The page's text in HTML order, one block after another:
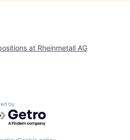
at Rheinmetall AG
by Getro.com